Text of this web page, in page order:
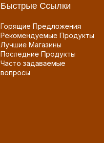
Быстрые Ссылки
Горящие Предложения
Рекомендуемые Продукты
Лучшие Магазины
Последние Продукты
Часто задаваемые
вопросы